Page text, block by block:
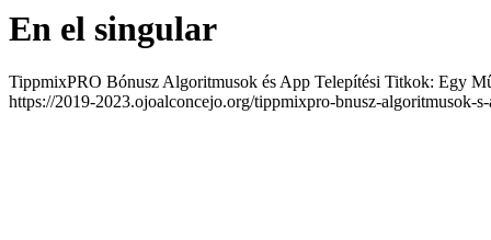
En el singular
TippmixPRO Bónusz Algoritmusok és App Telepítési Titkok: Egy
https://2019-2023.ojoalconcejo.org/tippmixpro-bnusz-